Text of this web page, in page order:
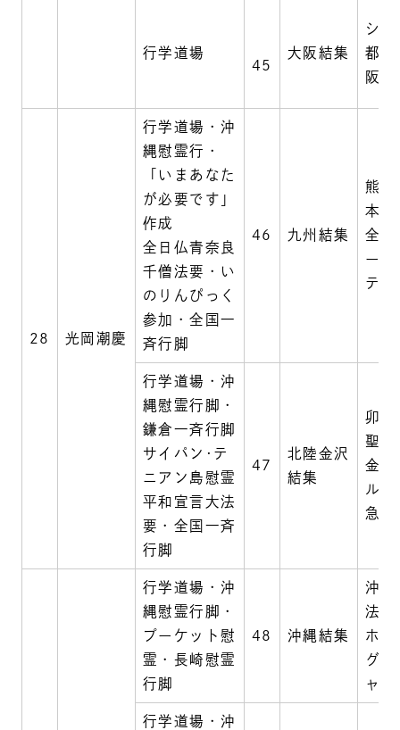
行学道場
45
大阪結集
シ
都ホ
阪
28 光岡潮慶
行学道場・沖
縄慰霊行・
「いまあなた
が必要です」
作成
全日仏青奈良
千僧法要・い
のりんぴっく
参加・全国一
斉行脚
46 九州結集
熊本
本妙
全日
ース
テル
行学道場・沖
縄慰霊行脚・
鎌倉一斉行脚
サイパン･テ
ニアン島慰霊
平和宣言大法
要・全国一斉
行脚
47
北陸金沢
結集
卯辰
聖人
金沢
ル
急
行学道場・沖
縄慰霊行脚・
プーケット慰
霊・長崎慰霊
行脚
48 沖縄結集
沖縄
法華
ホテ
グ
ャッ
行学道場・沖